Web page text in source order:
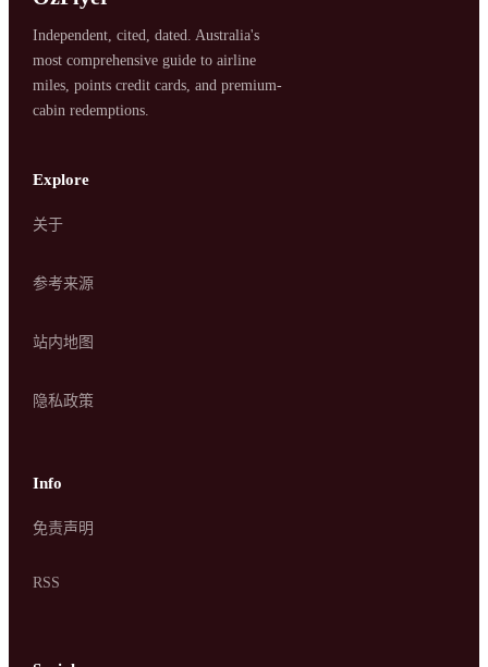
SYDNEY · INDEPENDENT · EST. 2026
Independent, cited, dated. Australia's
most comprehensive guide to airline
miles, points credit cards, and premium-
cabin redemptions.
Explore
关于
参考来源
站内地图
隐私政策
Info
免责声明
RSS